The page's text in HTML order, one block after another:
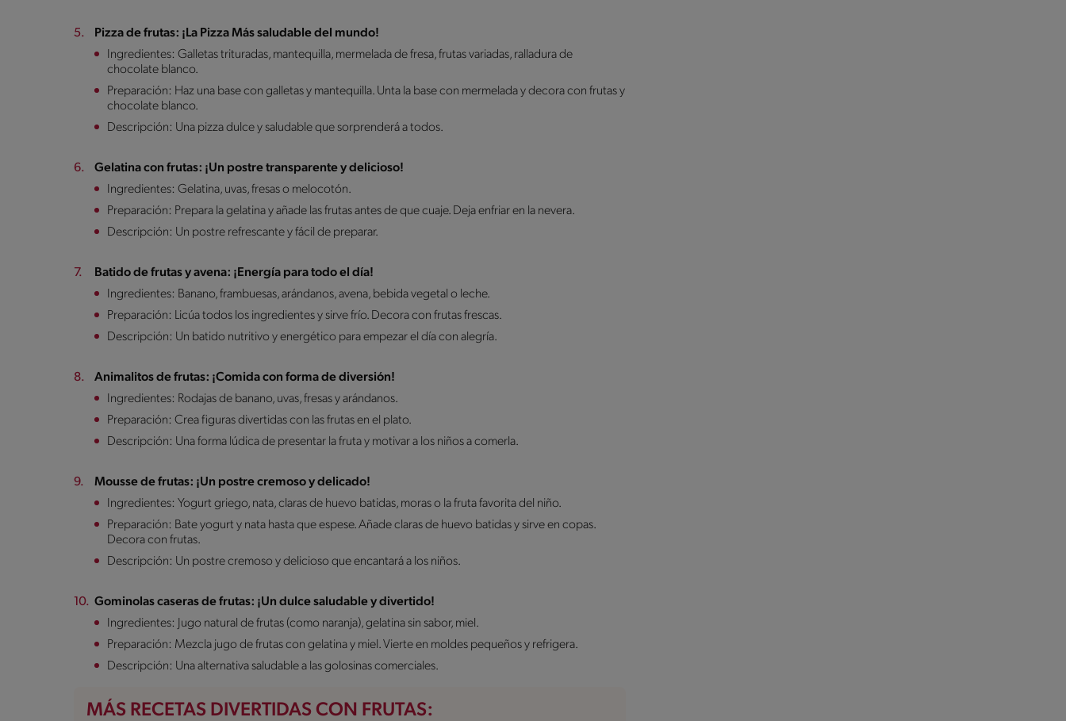
Pizza de frutas: ¡La Pizza Más saludable del mundo!
Ingredientes: Galletas trituradas, mantequilla, mermelada de fresa, frutas variadas, ralladura de
chocolate blanco.
Preparación: Haz una base con galletas y mantequilla. Unta la base con mermelada y decora con frutas y
chocolate blanco.
Descripción: Una pizza dulce y saludable que sorprenderá a todos.
Gelatina con frutas: ¡Un postre transparente y delicioso!
Ingredientes: Gelatina, uvas, fresas o melocotón.
Preparación: Prepara la gelatina y añade las frutas antes de que cuaje. Deja enfriar en la nevera.
Descripción: Un postre refrescante y fácil de preparar.
Batido de frutas y avena: ¡Energía para todo el día!
Ingredientes: Banano, frambuesas, arándanos, avena, bebida vegetal o leche.
Preparación: Licúa todos los ingredientes y sirve frío. Decora con frutas frescas.
Descripción: Un batido nutritivo y energético para empezar el día con alegría.
Animalitos de frutas: ¡Comida con forma de diversión!
Ingredientes: Rodajas de banano, uvas, fresas y arándanos.
Preparación: Crea figuras divertidas con las frutas en el plato.
Descripción: Una forma lúdica de presentar la fruta y motivar a los niños a comerla.
Mousse de frutas: ¡Un postre cremoso y delicado!
Ingredientes: Yogurt griego, nata, claras de huevo batidas, moras o la fruta favorita del niño.
Preparación: Bate yogurt y nata hasta que espese. Añade claras de huevo batidas y sirve en copas.
Decora con frutas.
Descripción: Un postre cremoso y delicioso que encantará a los niños.
Gominolas caseras de frutas: ¡Un dulce saludable y divertido!
Ingredientes: Jugo natural de frutas (como naranja), gelatina sin sabor, miel.
Preparación: Mezcla jugo de frutas con gelatina y miel. Vierte en moldes pequeños y refrigera.
Descripción: Una alternativa saludable a las golosinas comerciales.
MÁS RECETAS DIVERTIDAS CON FRUTAS: